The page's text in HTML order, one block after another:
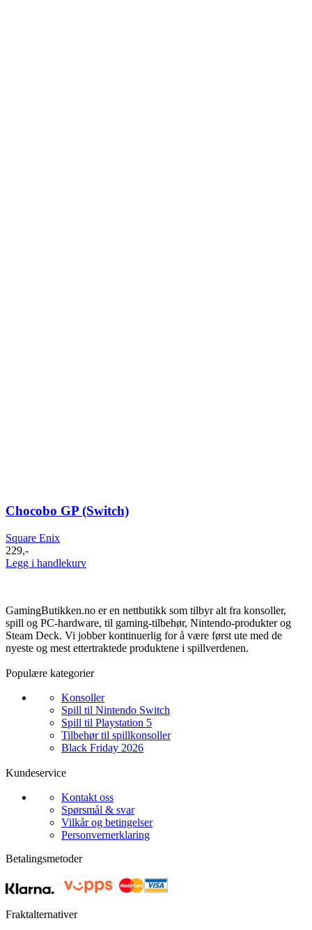
Chocobo GP (Switch)
Square Enix
229,-
Legg i handlekurv
GamingButikken.no er en nettbutikk som tilbyr alt fra konsoller,
spill og PC-hardware, til gaming-tilbehør, Nintendo-produkter og
Steam Deck. Vi jobber kontinuerlig for å være først ute med de
nyeste og mest ettertraktede produktene i spillverdenen.
Populære kategorier
Konsoller
Spill til Nintendo Switch
Spill til Playstation 5
Tilbehør til spillkonsoller
Black Friday 2026
Kundeservice
Kontakt oss
Spørsmål & svar
Vilkår og betingelser
Personvernerklaring
Betalingsmetoder
Fraktalternativer